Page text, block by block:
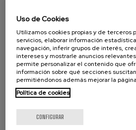
Uso de Cookies
Utilizamos cookies propias y de terceros
servicios, elaborar información
navegación, inferir grupos de interés,
intereses y mostrarle anuncios
permite personalizar el contenido que
información sobre qué secciones
permitiéndonos además mejorar la
Política de cookies
CONFIGURAR